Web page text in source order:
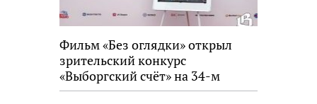
Фильм «Без оглядки» открыл
зрительский конкурс
«Выборгский счёт» на 34-м
фестивале «Окно в Европу»